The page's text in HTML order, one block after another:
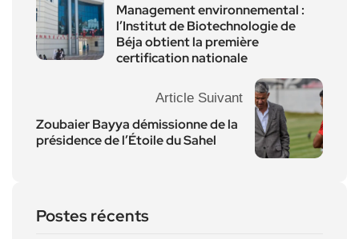
Management environnemental :
l’Institut de Biotechnologie de
Béja obtient la première
certification nationale
Article Suivant
Zoubaier Bayya démissionne de la
présidence de l’Étoile du Sahel
Postes récents